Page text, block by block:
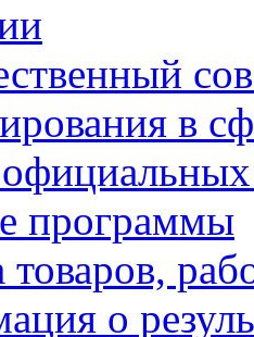
в
программы
товаров,
о